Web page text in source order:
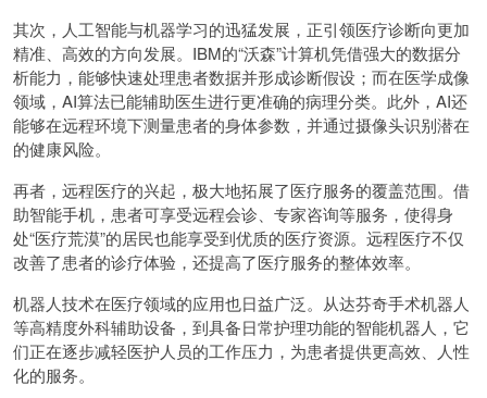
其次，人工智能与机器学习的迅猛发展，正引领医疗诊断向更加
精准、高效的方向发展。IBM的“沃森”计算机凭借强大的数据分
析能力，能够快速处理患者数据并形成诊断假设；而在医学成像
领域，AI算法已能辅助医生进行更准确的病理分类。此外，AI还
能够在远程环境下测量患者的身体参数，并通过摄像头识别潜在
的健康风险。
再者，远程医疗的兴起，极大地拓展了医疗服务的覆盖范围。借
助智能手机，患者可享受远程会诊、专家咨询等服务，使得身
处“医疗荒漠”的居民也能享受到优质的医疗资源。远程医疗不仅
改善了患者的诊疗体验，还提高了医疗服务的整体效率。
机器人技术在医疗领域的应用也日益广泛。从达芬奇手术机器人
等高精度外科辅助设备，到具备日常护理功能的智能机器人，它
们正在逐步减轻医护人员的工作压力，为患者提供更高效、人性
化的服务。